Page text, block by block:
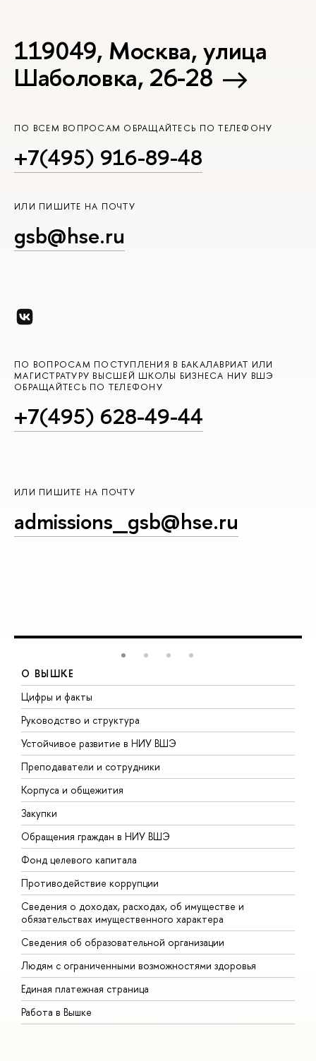
119049, Москва, улица
Шаболовка, 26-28
ПО ВСЕМ ВОПРОСАМ ОБРАЩАЙТЕСЬ ПО ТЕЛЕФОНУ
+7(495) 916-89-48
ИЛИ ПИШИТЕ НА ПОЧТУ
gsb@hse.ru
ПО ВОПРОСАМ ПОСТУПЛЕНИЯ В БАКАЛАВРИАТ ИЛИ
МАГИСТРАТУРУ ВЫСШЕЙ ШКОЛЫ БИЗНЕСА НИУ ВШЭ
ОБРАЩАЙТЕСЬ ПО ТЕЛЕФОНУ
+7(495) 628-49-44
ИЛИ ПИШИТЕ НА ПОЧТУ
admissions_gsb@hse.ru
О ВЫШКЕ
Цифры и факты
Руководство и структура
Устойчивое развитие в НИУ ВШЭ
Преподаватели и сотрудники
Корпуса и общежития
Закупки
Обращения граждан в НИУ ВШЭ
Фонд целевого капитала
Противодействие коррупции
Сведения о доходах, расходах, об имуществе и
обязательствах имущественного характера
Сведения об образовательной организации
Людям с ограниченными возможностями здоровья
Единая платежная страница
Работа в Вышке